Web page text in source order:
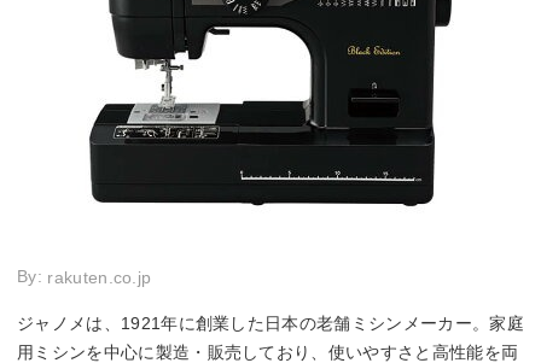
By: rakuten.co.jp
ジャノメは、1921年に創業した日本の老舗ミシンメーカー。家庭
用ミシンを中心に製造・販売しており、使いやすさと高性能を両